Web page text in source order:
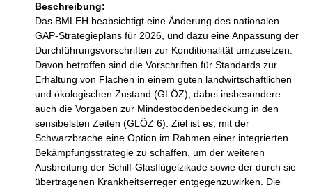
Beschreibung:
Das BMLEH beabsichtigt eine Änderung des nationalen
GAP-Strategieplans für 2026, und dazu eine Anpassung der
Durchführungsvorschriften zur Konditionalität umzusetzen.
Davon betroffen sind die Vorschriften für Standards zur
Erhaltung von Flächen in einem guten landwirtschaftlichen
und ökologischen Zustand (GLÖZ), dabei insbesondere
auch die Vorgaben zur Mindestbodenbedeckung in den
sensibelsten Zeiten (GLÖZ 6). Ziel ist es, mit der
Schwarzbrache eine Option im Rahmen einer integrierten
Bekämpfungsstrategie zu schaffen, um der weiteren
Ausbreitung der Schilf-Glasflügelzikade sowie der durch sie
übertragenen Krankheitserreger entgegenzuwirken. Die